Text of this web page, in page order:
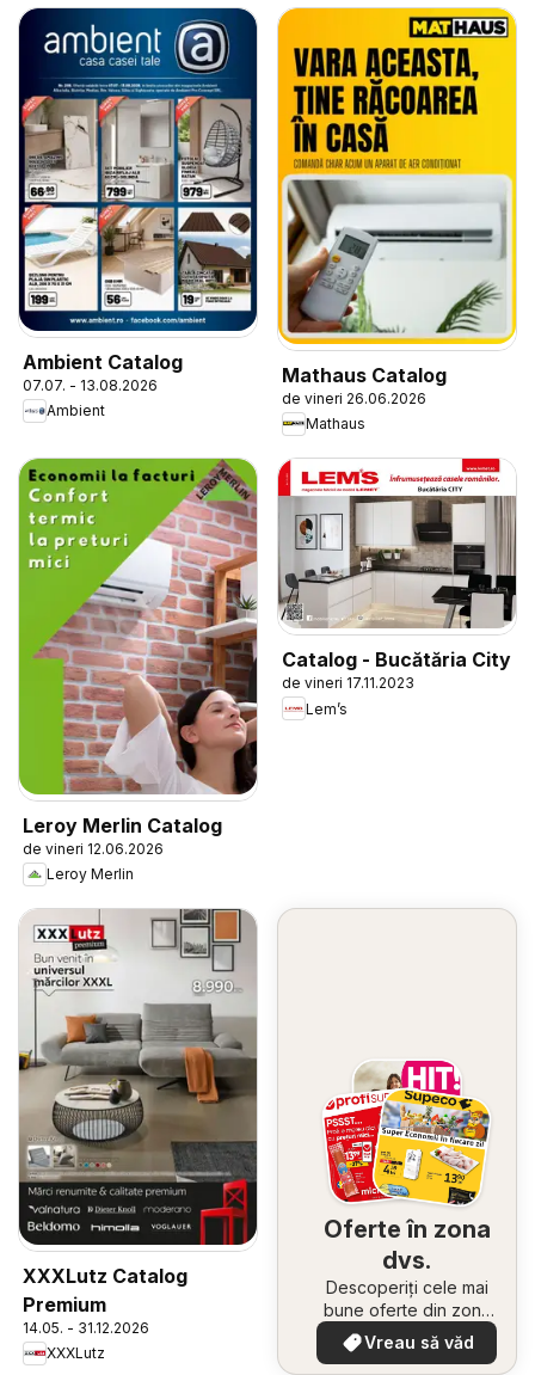
Ambient Catalog
07.07. - 13.08.2026
Ambient
Mathaus Catalog
de vineri 26.06.2026
Mathaus
Leroy Merlin Catalog
de vineri 12.06.2026
Leroy Merlin
Catalog - Bucătăria City
de vineri 17.11.2023
Lem’s
XXXLutz Catalog
Premium
14.05. - 31.12.2026
XXXLutz
Oferte în zona
dvs.
Descoperiți cele mai
bune oferte din zona
dumneavoastră
Vreau să văd